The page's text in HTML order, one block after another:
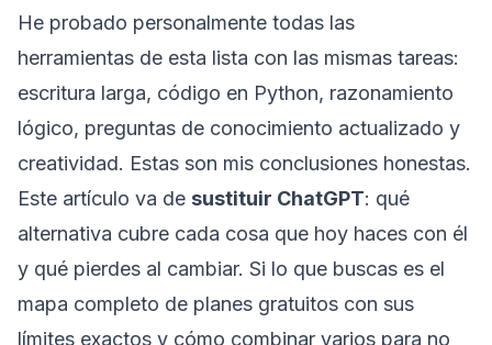
He probado personalmente todas las
herramientas de esta lista con las mismas tareas:
escritura larga, código en Python, razonamiento
lógico, preguntas de conocimiento actualizado y
creatividad. Estas son mis conclusiones honestas.
Este artículo va de sustituir ChatGPT: qué
alternativa cubre cada cosa que hoy haces con él
y qué pierdes al cambiar. Si lo que buscas es el
mapa completo de planes gratuitos con sus
límites exactos y cómo combinar varios para no